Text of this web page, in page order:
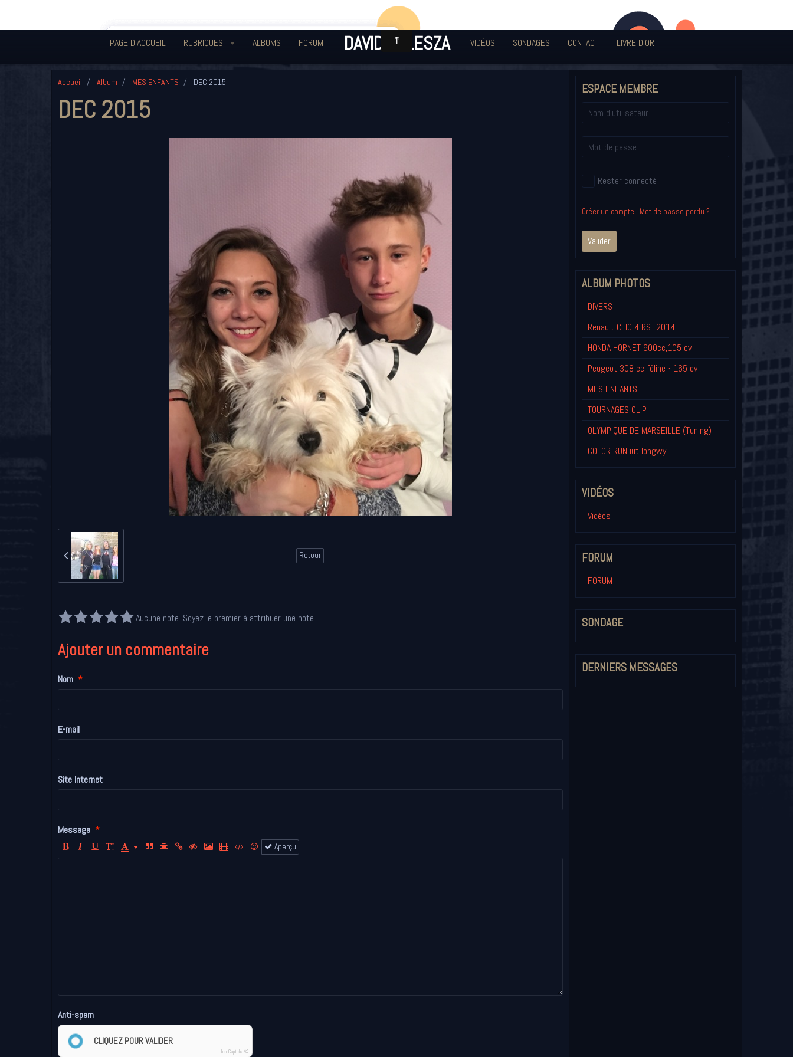
PAGE D'ACCUEIL RUBRIQUES ALBUMS FORUM DAVID KULESZA VIDÉOS SONDAGES CONTACT LIVRE D'OR
Accueil Album MES ENFANTS DEC 2015
DEC 2015
Retour
Aucune note. Soyez le premier à attribuer une note !
Ajouter un commentaire
Nom
E-mail
Site Internet
Message
Aperçu
Anti-spam
CLIQUEZ POUR VALIDER
IconCaptcha ©
ESPACE MEMBRE
Rester connecté
Créer un compte | Mot de passe perdu ?
Valider
ALBUM PHOTOS
DIVERS
Renault CLIO 4 RS -2014
HONDA HORNET 600cc,105 cv
Peugeot 308 cc féline - 165 cv
MES ENFANTS
TOURNAGES CLIP
OLYMPIQUE DE MARSEILLE (Tuning)
COLOR RUN iut longwy
VIDÉOS
Vidéos
FORUM
FORUM
SONDAGE
DERNIERS MESSAGES